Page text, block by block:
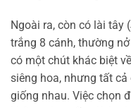
Ngoài ra, còn có lài
trắng 8 cánh, thường
có một chút khác biệt
siêng hoa, nhưng tất
giống nhau. Việc chọn